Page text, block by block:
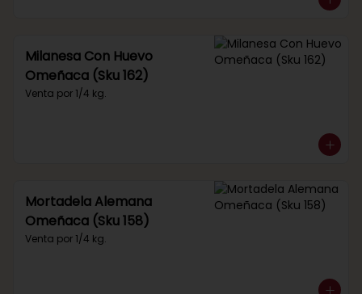
Milanesa Con Huevo
Omeñaca (Sku 162)
Venta por 1/4 kg.
Mortadela Alemana
Omeñaca (Sku 158)
Venta por 1/4 kg.